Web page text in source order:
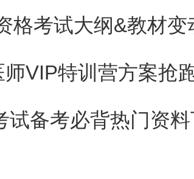
严格医师资格准入
医师资格
格考试大纲&教材变
VIP特训营方案抢
试备考必背热门资